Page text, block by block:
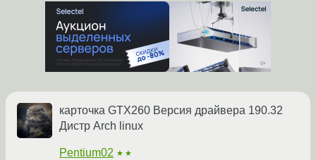
карточка GTX260 Версия драйвера 190.32
Дистр Arch linux
Pentium02 ★★